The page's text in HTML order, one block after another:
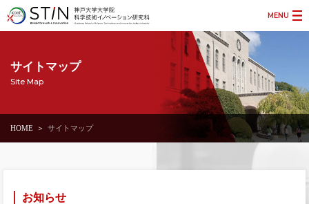
MENU
サイトマップ
Site Map
HOME サイトマップ
お知らせ